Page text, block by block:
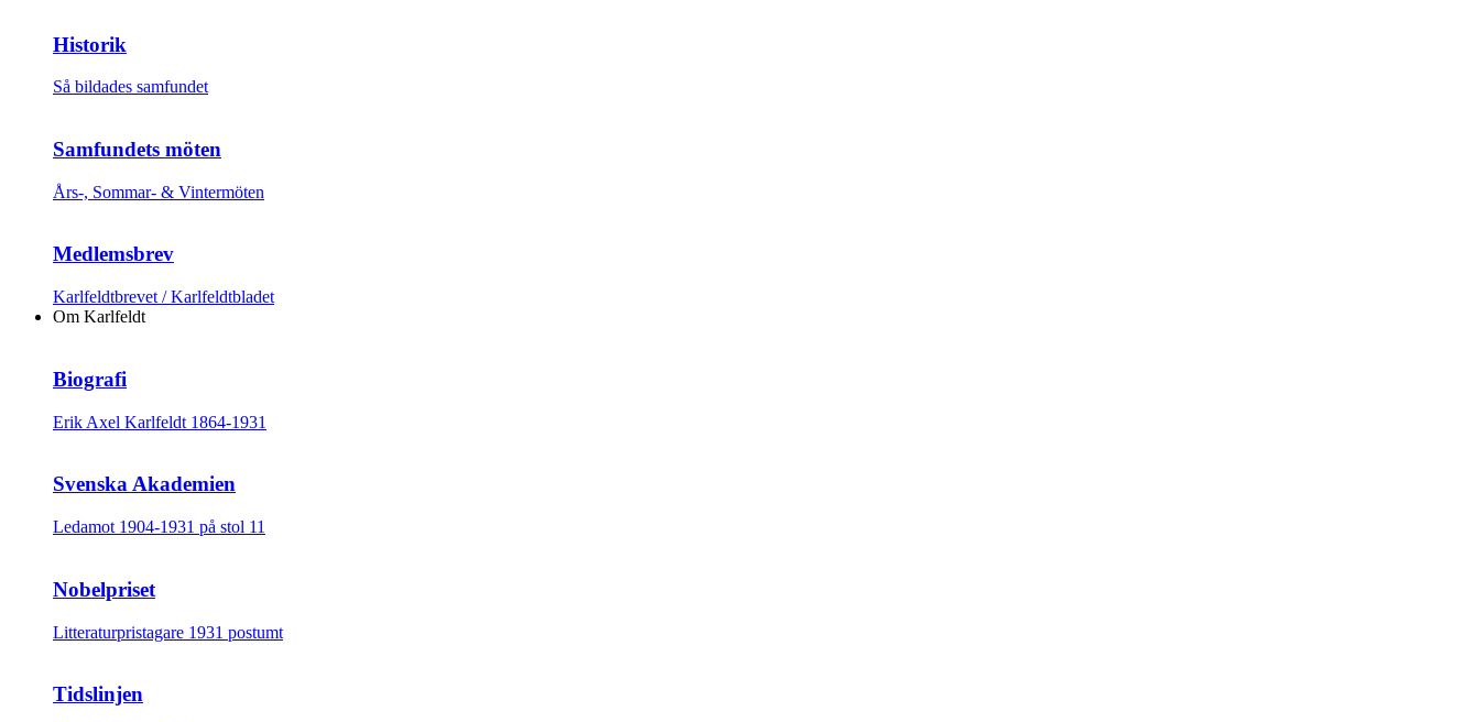
Historik
Så bildades samfundet
Samfundets möten
Års-, Sommar- & Vintermöten
Medlemsbrev
Karlfeldtbrevet / Karlfeldtbladet
Om Karlfeldt
Biografi
Erik Axel Karlfeldt 1864-1931
Svenska Akademien
Ledamot 1904-1931 på stol 11
Nobelpriset
Litteraturpristagare 1931 postumt
Tidslinjen